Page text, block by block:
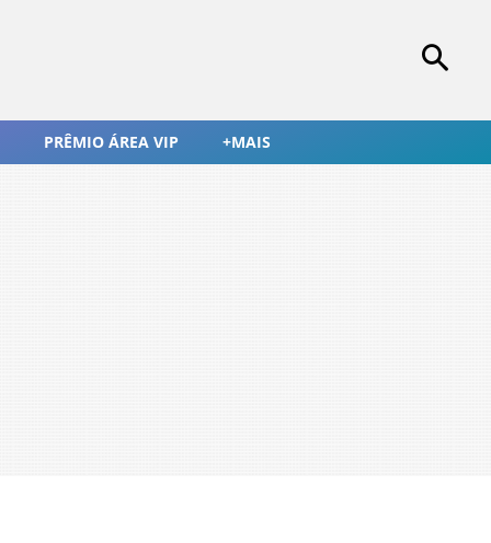
PRÊMIO ÁREA VIP +MAIS